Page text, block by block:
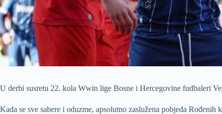
U derbi susretu 22. kola Wwin lige Bosne i Hercegovine fudbaleri
Kada se sve sabere i oduzme, apsolutno zaslužena pobjeda